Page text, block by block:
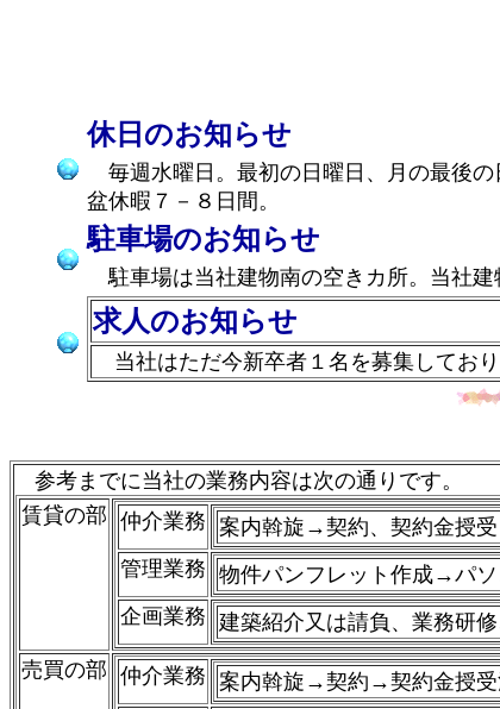
休日のお知らせ
毎週水曜日。最初の日曜日、月の最後の
盆休暇７－８日間。
駐車場のお知らせ
駐車場は当社建物南の空きカ所。当社建
求人のお知らせ
当社はただ今新卒者１名を募集してお
参考までに当社の業務内容は次の通りです。
賃貸の部 仲介業務 案内斡旋→契約、契約金授
管理業務 物件パンフレット作成→パ
企画業務 建築紹介又は請負 、業務研修
売買の部 仲介業務 案内斡旋→契約→契約金授受